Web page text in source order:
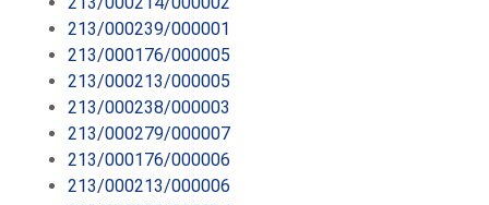
213/000239/000001
213/000176/000005
213/000213/000005
213/000238/000003
213/000279/000007
213/000176/000006
213/000213/000006